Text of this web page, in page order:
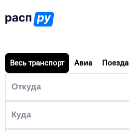
Весь транспорт Авиа Поезда